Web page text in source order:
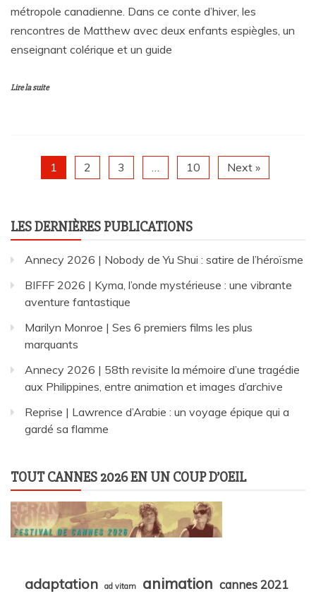
métropole canadienne. Dans ce conte d’hiver, les
rencontres de Matthew avec deux enfants espiègles, un
enseignant colérique et un guide
Lire la suite
1 2 3 10 Next »
LES DERNIÈRES PUBLICATIONS
Annecy 2026 | Nobody de Yu Shui : satire de l’héroïsme
BIFFF 2026 | Kyma, l’onde mystérieuse : une vibrante
aventure fantastique
Marilyn Monroe | Ses 6 premiers films les plus
marquants
Annecy 2026 | 58th revisite la mémoire d’une tragédie
aux Philippines, entre animation et images d’archive
Reprise | Lawrence d’Arabie : un voyage épique qui a
gardé sa flamme
TOUT CANNES 2026 EN UN COUP D’OEIL
adaptation ad vitam animation cannes 2021